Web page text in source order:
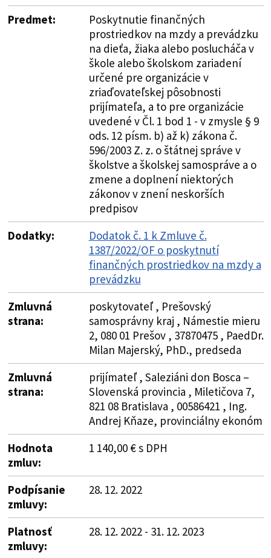
Predmet:
Poskytnutie finančných
prostriedkov na mzdy a prevádzku
na dieťa, žiaka alebo poslucháča v
škole alebo školskom zariadení
určené pre organizácie v
zriaďovateľskej pôsobnosti
prijímateľa, a to pre organizácie
uvedené v Čl. 1 bod 1 - v zmysle § 9
ods. 12 písm. b) až k) zákona č.
596/2003 Z. z. o štátnej správe v
školstve a školskej samospráve a o
zmene a doplnení niektorých
zákonov v znení neskorších
predpisov
Dodatky:
Dodatok č. 1 k Zmluve č.
1387/2022/OF o poskytnutí
finančných prostriedkov na mzdy a
prevádzku
Zmluvná
strana:
poskytovateľ , Prešovský
samosprávny kraj , Námestie mieru
2, 080 01 Prešov , 37870475 , PaedDr.
Milan Majerský, PhD., predseda
Zmluvná
strana:
prijímateľ , Saleziáni don Bosca –
Slovenská provincia , Miletičova 7,
821 08 Bratislava , 00586421 , Ing.
Andrej Kňaze, provinciálny ekonóm
Hodnota
zmluv:
1 140,00 € s DPH
Podpísanie
zmluvy:
28. 12. 2022
Platnosť
zmluvy:
28. 12. 2022 - 31. 12. 2023